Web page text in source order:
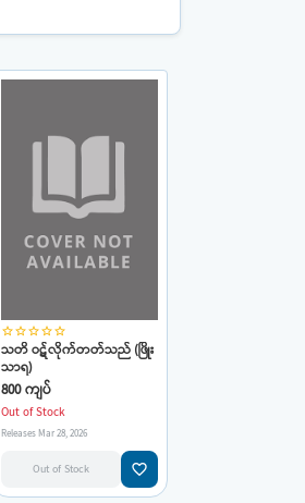
star_borderstar_borderstar_borderstar_borderstar_border
သတိ ဝဋ်လိုက်တတ်သည် (ဖြိုး
သာရ)
800 ကျပ်
Out of Stock
Releases Mar 28, 2026
Out of Stock favorite_border